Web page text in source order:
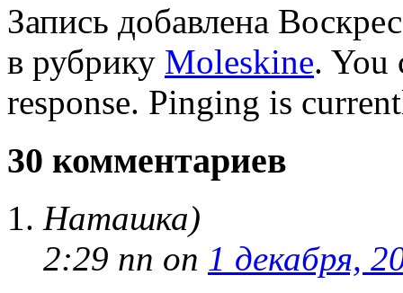
Запись добавлена
в рубрику Moleskine. You
response. Pinging is
30 комментариев
Наташка)
2:29 пп on 1 декабря,